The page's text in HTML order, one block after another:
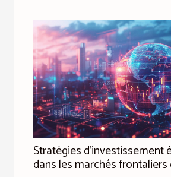
Stratégies d'investissement
dans les marchés frontaliers